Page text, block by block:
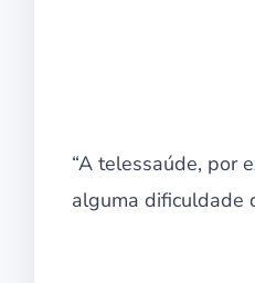
“A telessaúde, por
alguma dificuldade